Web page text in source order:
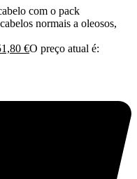
com o pack
normais a oleosos,
€O preço atual é: